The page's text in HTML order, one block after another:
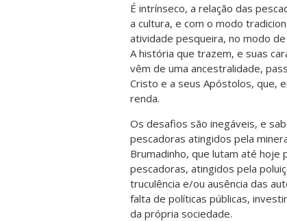
É intrínseco, a relação das
a cultura, e com o modo
atividade pesqueira, no modo
A história que trazem, e suas
vêm de uma ancestralidade,
Cristo e a seus Apóstolos, que,
renda.
Os desafios são inegáveis, e
pescadoras atingidos pela
Brumadinho, que lutam até hoje
pescadoras, atingidos pela
truculência e/ou ausência das
falta de políticas públicas,
da própria sociedade.